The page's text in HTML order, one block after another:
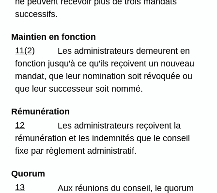
successifs.
Maintien en fonction
11(2)
Les administrateurs demeurent en
fonction jusqu'à ce qu'ils reçoivent un nouveau
mandat, que leur nomination soit révoquée ou
que leur successeur soit nommé.
Rémunération
12
Les administrateurs reçoivent la
rémunération et les indemnités que le conseil
fixe par règlement administratif.
Quorum
13
Aux réunions du conseil, le quorum